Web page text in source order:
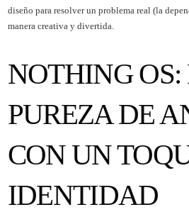
diseño para resolver un problema real (la
manera creativa y divertida.
NOTHING
PUREZA DE
CON UN
IDENTIDAD